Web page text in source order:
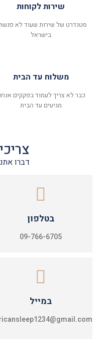
שירות לקוחות
סטנדרט של שירות שעוד לא
בישראל
משלוח עד הבית
כבר לא צריך לעמוד בפקקים
מגיעים עד הבית
דברו
בטלפון
09-766-6705
במייל